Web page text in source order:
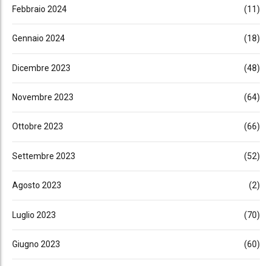
Febbraio 2024 (11)
Gennaio 2024 (18)
Dicembre 2023 (48)
Novembre 2023 (64)
Ottobre 2023 (66)
Settembre 2023 (52)
Agosto 2023 (2)
Luglio 2023 (70)
Giugno 2023 (60)